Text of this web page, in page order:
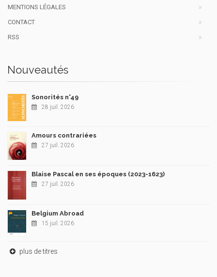
MENTIONS LÉGALES
CONTACT
RSS
Nouveautés
Sonorités n°49
28 juil. 2026
Amours contrariées
27 juil. 2026
Blaise Pascal en ses époques (2023-1623)
27 juil. 2026
Belgium Abroad
15 juil. 2026
plus de titres